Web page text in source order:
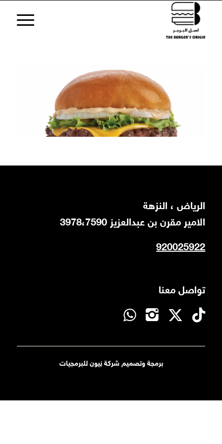
اﻟﺮﻳﺎض ، اﻟﻨﺰﻫﺔ
اﻻﻣﻴﺮ ﻣﻘﺮن ﺑﻦ ﻋﺒﺪاﻟﻌﺰﻳﺰ 3978،7590
920025922
تواصل معنا
برمجة وتصميم شركةنيون للبرمجيات